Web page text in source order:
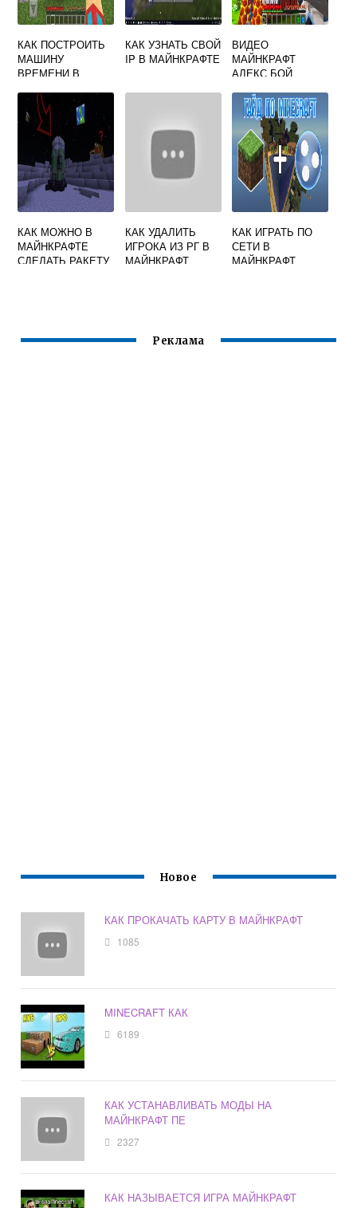
КАК ПОСТРОИТЬ
МАШИНУ
ВРЕМЕНИ В
КАК УЗНАТЬ СВОЙ
IP В МАЙНКРАФТЕ
ВИДЕО
МАЙНКРАФТ
АЛЕКС БОЙ
КАК МОЖНО В
МАЙНКРАФТЕ
СДЕЛАТЬ РАКЕТУ
КАК УДАЛИТЬ
ИГРОКА ИЗ РГ В
МАЙНКРАФТ
КАК ИГРАТЬ ПО
СЕТИ В
МАЙНКРАФТ
Реклама
Новое
КАК ПРОКАЧАТЬ КАРТУ В МАЙНКРАФТ
1085
MINECRAFT КАК
6189
КАК УСТАНАВЛИВАТЬ МОДЫ НА
МАЙНКРАФТ ПЕ
2327
КАК НАЗЫВАЕТСЯ ИГРА МАЙНКРАФТ